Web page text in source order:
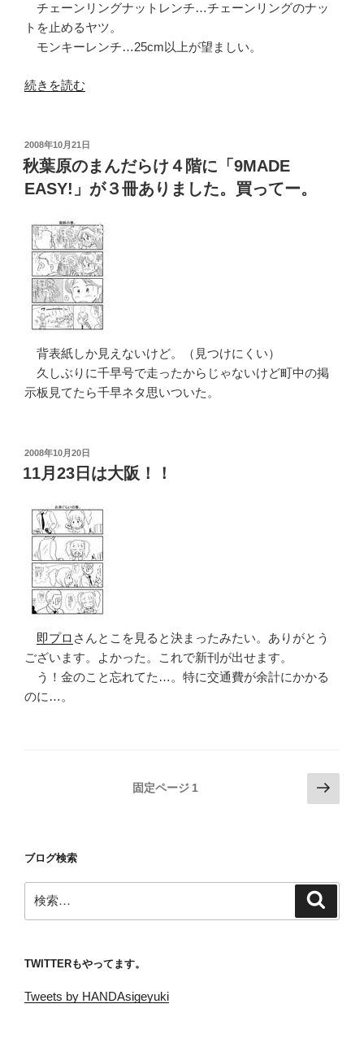
チェーンリングナットレンチ…チェーンリングのナッ
トを止めるヤツ。
モンキーレンチ…25cm以上が望ましい。
“雪
（ル
イ
ガ
1）
の
ク
ラ
ン
す。”
続きを読む
投
稿
日:
2008年10月21日
秋葉原のまんだらけ４階に「9MADE
EASY!」が３冊ありました。買ってー。
背表紙しか見えないけど。（見つけにくい）
久しぶりに千早号で走ったからじゃないけど町中の掲
示板見てたら千早ネタ思いついた。
投
稿
日:
2008年10月20日
11月23日は大阪！！
即プロ さんとこを見ると決まったみたい。ありがとう
ございます。よかった。これで新刊が出せます。
う！金のこと忘れてた…。特に交通費が余計にかかる
のに…。
ペ
ジ
送
固定ページ 1
次
の
ブログ検索
索:
TWITTERもやってます。
Tweets by HANDAsigeyuki